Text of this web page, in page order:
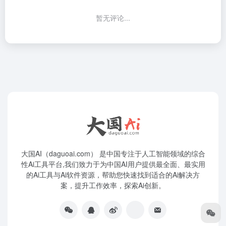
暂无评论...
大国AI（daguoai.com） 是中国专注于人工智能领域的综合
性Ai工具平台,我们致力于为中国AI用户提供最全面、最实用
的Ai工具与Ai软件资源，帮助您快速找到适合的Ai解决方
案，提升工作效率，探索Ai创新。